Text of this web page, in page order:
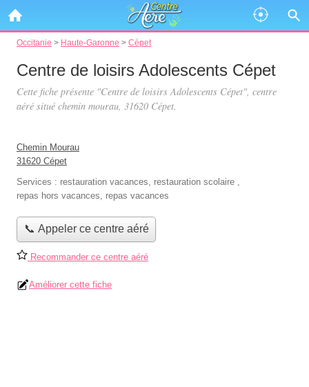
Occitanie > Haute-Garonne > Cépet
Centre de loisirs Adolescents Cépet
Cette fiche présente "Centre de loisirs Adolescents Cépet", centre
aéré situé chemin mourau, 31620 Cépet.
Chemin Mourau
31620 Cépet
Services : restauration vacances, restauration scolaire ,
repas hors vacances, repas vacances
📞 Appeler ce centre aéré
Recommander ce centre aéré
Améliorer cette fiche